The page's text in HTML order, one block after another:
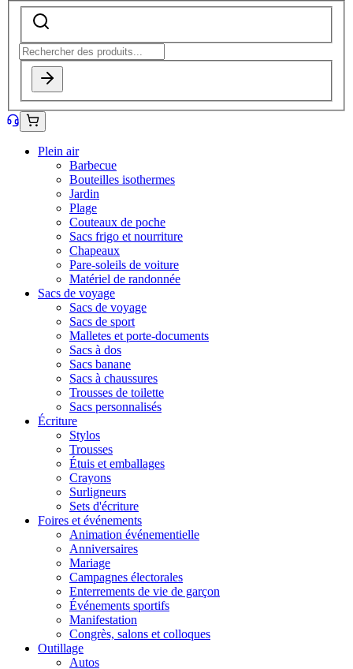
Plein air
Barbecue
Bouteilles isothermes
Jardin
Plage
Couteaux de poche
Sacs frigo et nourriture
Chapeaux
Pare-soleils de voiture
Matériel de randonnée
Sacs de voyage
Sacs de voyage
Sacs de sport
Malletes et porte-documents
Sacs à dos
Sacs banane
Sacs à chaussures
Trousses de toilette
Sacs personnalisés
Écriture
Stylos
Trousses
Étuis et emballages
Crayons
Surligneurs
Sets d'écriture
Foires et événements
Animation événementielle
Anniversaires
Mariage
Campagnes électorales
Enterrements de vie de garçon
Événements sportifs
Manifestation
Congrès, salons et colloques
Outillage
Autos